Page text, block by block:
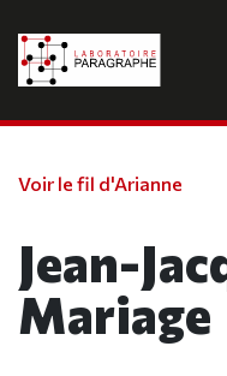
Voir le fil d'Arianne
Jean-
Mariage